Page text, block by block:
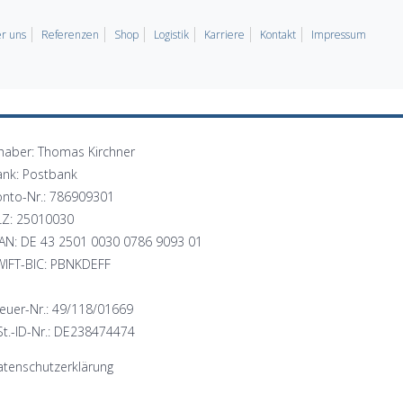
uns Referenzen Shop Logistik Karriere Kontakt Impressum
Thomas Kirchner
Postbank
Nr.: 786909301
25010030
DE 43 2501 0030 0786 9093 01
BIC: PBNKDEFF
Nr.: 49/118/01669
ID-Nr.: DE238474474